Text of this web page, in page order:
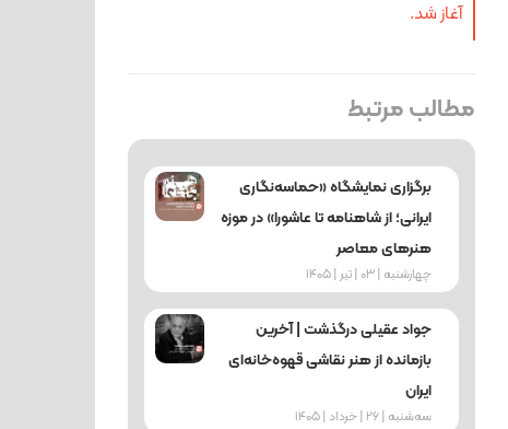
آغاز شد.
مطالب مرتبط
برگزاری نمایشگاه «حماسه‌نگاری
ایرانی؛ از شاهنامه تا عاشورا» در موزه
هنرهای معاصر
چهارشنبه | 03 | تیر | 1405
جواد عقیلی درگذشت | آخرین
بازمانده از هنر نقاشی قهوه‌خانه‌ای
ایران
ﺳﻪشنبه | 26 | خرداد | 1405